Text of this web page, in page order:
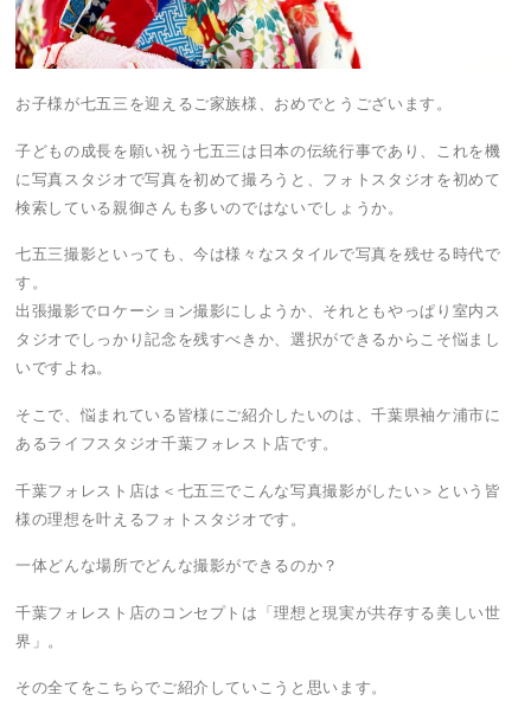
お子様が七五三を迎えるご家族様、おめでとうございます。
子どもの成長を願い祝う七五三は日本の伝統行事であり、これを機
に写真スタジオで写真を初めて撮ろうと、フォトスタジオを初めて
検索している親御さんも多いのではないでしょうか。
七五三撮影といっても、今は様々なスタイルで写真を残せる時代で
す。
出張撮影でロケーション撮影にしようか、それともやっぱり室内ス
タジオでしっかり記念を残すべきか、選択ができるからこそ悩まし
いですよね。
そこで、悩まれている皆様にご紹介したいのは、千葉県袖ケ浦市に
あるライフスタジオ千葉フォレスト店です。
千葉フォレスト店は＜七五三でこんな写真撮影がしたい＞という皆
様の理想を叶えるフォトスタジオです。
一体どんな場所でどんな撮影ができるのか？
千葉フォレスト店のコンセプトは「理想と現実が共存する美しい世
界」。
その全てをこちらでご紹介していこうと思います。